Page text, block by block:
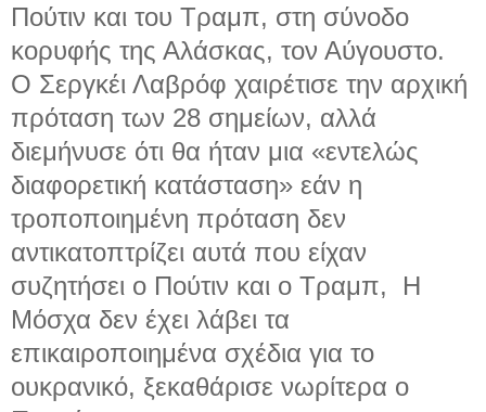
Πούτιν και του Τραμπ, στη σύνοδο
κορυφής της Αλάσκας, τον Αύγουστο.
Ο Σεργκέι Λαβρόφ χαιρέτισε την αρχική
πρόταση των 28 σημείων, αλλά
διεμήνυσε ότι θα ήταν μια «εντελώς
διαφορετική κατάσταση» εάν η
τροποποιημένη πρόταση δεν
αντικατοπτρίζει αυτά που είχαν
συζητήσει ο Πούτιν και ο Τραμπ, Η
Μόσχα δεν έχει λάβει τα
επικαιροποιημένα σχέδια για το
ουκρανικό, ξεκαθάρισε νωρίτερα ο